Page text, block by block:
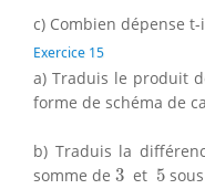
c) Combien dépense t-
Exercice 15
a) Traduis le produit
forme de schéma de
b) Traduis la
somme de 3
3 et 5
5